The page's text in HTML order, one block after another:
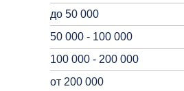
до 50 000
50 000 - 100 000
100 000 - 200 000
от 200 000